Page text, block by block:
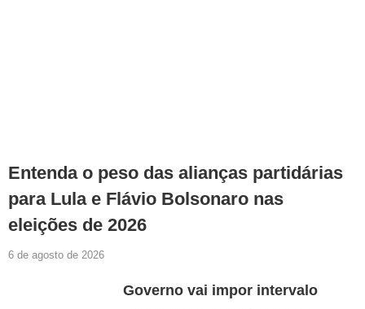
Entenda o peso das alianças partidárias
para Lula e Flávio Bolsonaro nas
eleições de 2026
6 de agosto de 2026
Governo vai impor intervalo